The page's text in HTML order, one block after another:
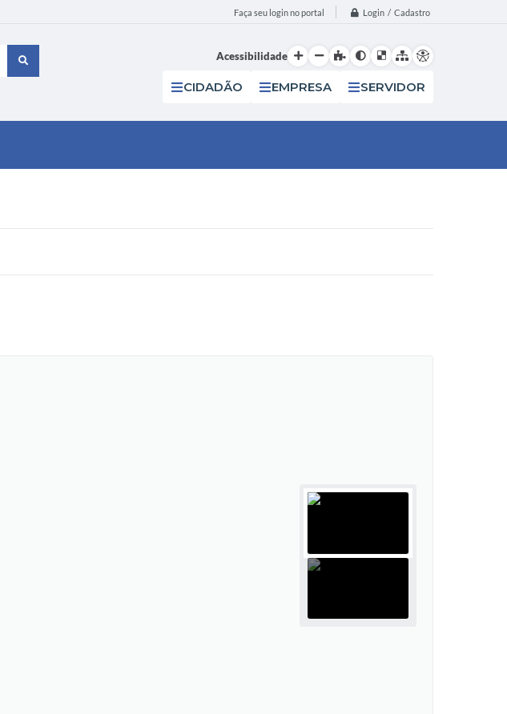
Faça seu login no portal Login / Cadastro
Acessibilidade
CIDADÃO EMPRESA SERVIDOR